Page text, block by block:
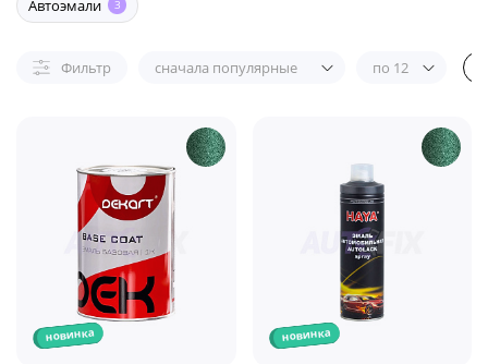
Автоэмали 3
Фильтр сначала популярные по 12
новинка новинка